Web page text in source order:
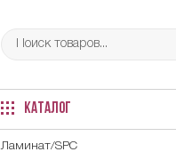
КАТАЛОГ
Ламинат/SPC